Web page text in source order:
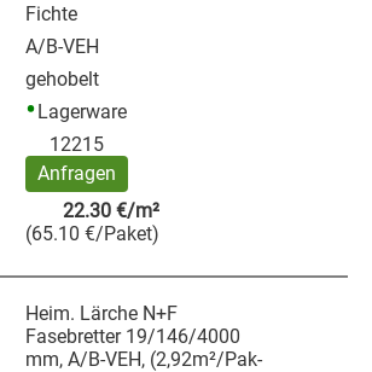
Fichte
A/B-VEH
gehobelt
Lagerware
12215
Anfragen
22.30 €/m²
(65.10 €/Paket)
Heim. Lärche N+F
Fasebretter 19/146/4000
mm, A/B-VEH, (2,92m²/Pak-